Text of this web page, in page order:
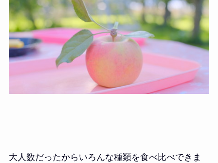
大人数だったからいろんな種類を食べ比べできま